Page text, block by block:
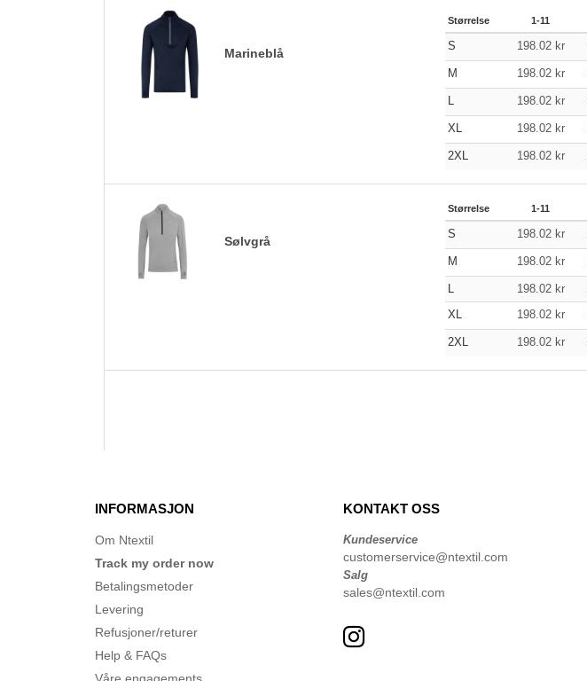
Marineblå
Størrelse 1-11
S 198.02 kr
M 198.02 kr
198.02 kr
XL 198.02 kr
2XL 198.02 kr
Sølvgrå
Størrelse 1-11
S 198.02 kr
M 198.02 kr
198.02 kr
XL
198.02 kr
2XL 198.02 kr
INFORMASJON
Om Ntextil
Track my order now
Betalingsmetoder
Levering
Refusjoner/returer
Help & FAQs
Våre engagements
KONTAKT OSS
Kundeservice
customerservice@ntextil.com
Salg
sales@ntextil.com